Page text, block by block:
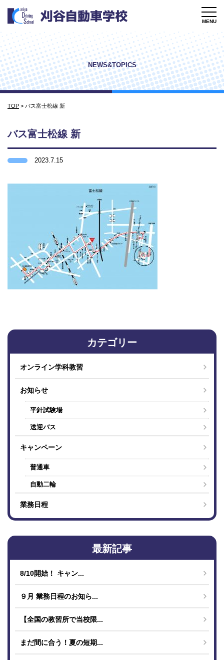
MENU
NEWS&TOPICS
TOP > バス富士松線 新
バス富士松線 新
2023.7.15
カテゴリー
オンライン学科教習
お知らせ
平針試験場
送迎バス
キャンペーン
普通車
自動二輪
業務日程
最新記事
8/10開始！ キャン...
９月 業務日程のお知ら...
【全国の教習所で当校限...
まだ間に合う！夏の短期...